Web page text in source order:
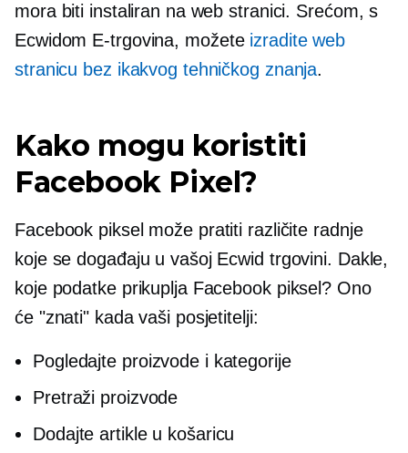
mora biti instaliran na web stranici. Srećom, s
Ecwidom E-trgovina, možete izradite web
stranicu bez ikakvog tehničkog znanja.
Kako mogu koristiti
Facebook Pixel?
Facebook piksel može pratiti različite radnje
koje se događaju u vašoj Ecwid trgovini. Dakle,
koje podatke prikuplja Facebook piksel? Ono
će "znati" kada vaši posjetitelji:
Pogledajte proizvode i kategorije
Pretraži proizvode
Dodajte artikle u košaricu